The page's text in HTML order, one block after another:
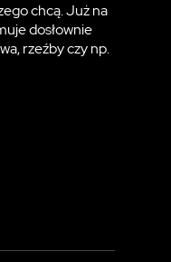
chcą. Już na
dosłownie
rzeźby czy np.